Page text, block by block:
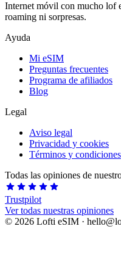
Internet móvil con mucho lof
roaming ni sorpresas.
Ayuda
Mi eSIM
Preguntas frecuentes
Programa de afiliados
Blog
Legal
Aviso legal
Privacidad y cookies
Términos y condiciones
Todas las opiniones de
starstarstarstarstar
Trustpilot
Ver todas nuestras opiniones
© 2026 Lofti eSIM · hello@